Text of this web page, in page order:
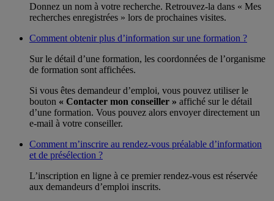
Donnez un nom à votre recherche. Retrouvez-la dans « Mes
recherches enregistrées » lors de prochaines visites.
Comment obtenir plus d’information sur une formation ?
Sur le détail d’une formation, les coordonnées de l’organisme
de formation sont affichées.
Si vous êtes demandeur d’emploi, vous pouvez utiliser le
bouton « Contacter mon conseiller » affiché sur le détail
d’une formation. Vous pouvez alors envoyer directement un
e-mail à votre conseiller.
Comment m’inscrire au rendez-vous préalable d’information
et de présélection ?
L’inscription en ligne à ce premier rendez-vous est réservée
aux demandeurs d’emploi inscrits.